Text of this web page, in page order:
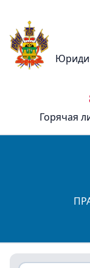
Горячая